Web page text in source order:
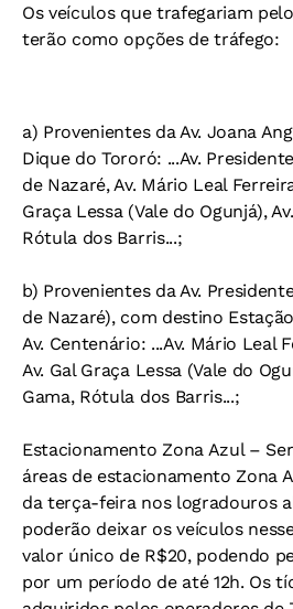
Os veículos que trafegariam
terão como opções de tráfego:
a) Provenientes da Av. Joana
Dique do Tororó: ...Av.
de Nazaré, Av. Mário Leal
Graça Lessa (Vale do Ogunjá),
Rótula dos Barris...;
b) Provenientes da Av.
de Nazaré), com destino
Av. Centenário: ...Av. Mário Leal
Av. Gal Graça Lessa (Vale do
Gama, Rótula dos Barris...;
Estacionamento Zona Azul –
áreas de estacionamento Zona
da terça-feira nos logradouros
poderão deixar os veículos
valor único de R$20, podendo
por um período de até 12h. Os